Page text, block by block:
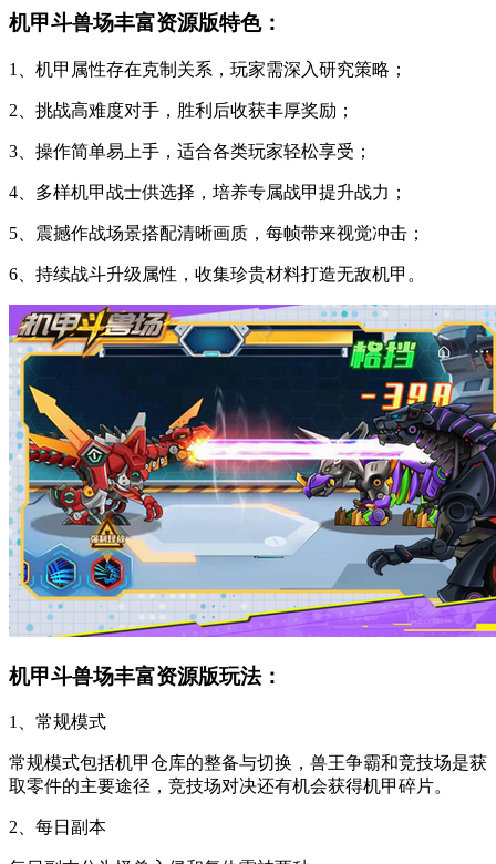
机甲斗兽场丰富资源版特色：
1、机甲属性存在克制关系，玩家需深入研究策略；
2、挑战高难度对手，胜利后收获丰厚奖励；
3、操作简单易上手，适合各类玩家轻松享受；
4、多样机甲战士供选择，培养专属战甲提升战力；
5、震撼作战场景搭配清晰画质，每帧带来视觉冲击；
6、持续战斗升级属性，收集珍贵材料打造无敌机甲。
机甲斗兽场丰富资源版玩法：
1、常规模式
常规模式包括机甲仓库的整备与切换，兽王争霸和竞技场是获
取零件的主要途径，竞技场对决还有机会获得机甲碎片。
2、每日副本